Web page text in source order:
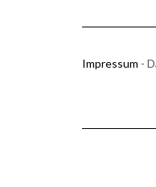
Impressum -